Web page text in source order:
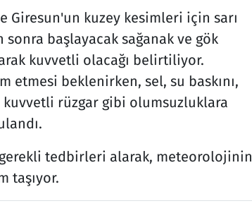
Giresun'un kuzey kesimleri için sarı
sonra başlayacak sağanak ve gök
kuvvetli olacağı belirtiliyor.
etmesi beklenirken, sel, su baskını,
kuvvetli rüzgar gibi olumsuzluklara
gerekli tedbirleri alarak, meteorolojinin
taşıyor.